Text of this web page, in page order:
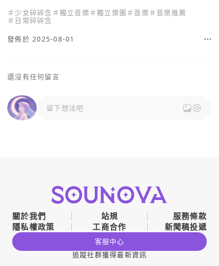
＃ 少女碎碎念 ＃獨立音樂 ＃獨立樂團 ＃ 音樂 ＃ 音樂推薦
＃ 日常碎碎念
發佈於 2025-08-01
還沒有任何留言
留下想法吧
關於我們 站規
服務條款
隱私權政策
工商合作 新聞稿投遞
客服中心
追蹤社群獲得最新資訊